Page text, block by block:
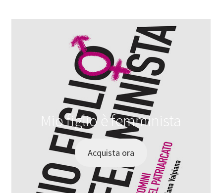
Mio figlio è femminista
Acquista ora